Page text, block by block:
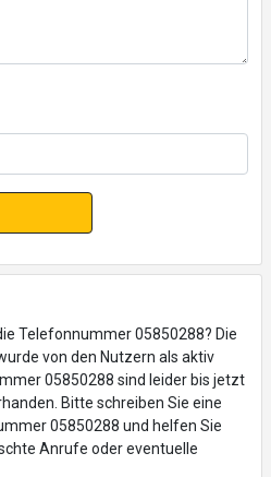
Telefonnummer 05850288? Die
von den Nutzern als aktiv
05850288 sind leider bis jetzt
Bitte schreiben Sie eine
05850288 und helfen Sie
Anrufe oder eventuelle